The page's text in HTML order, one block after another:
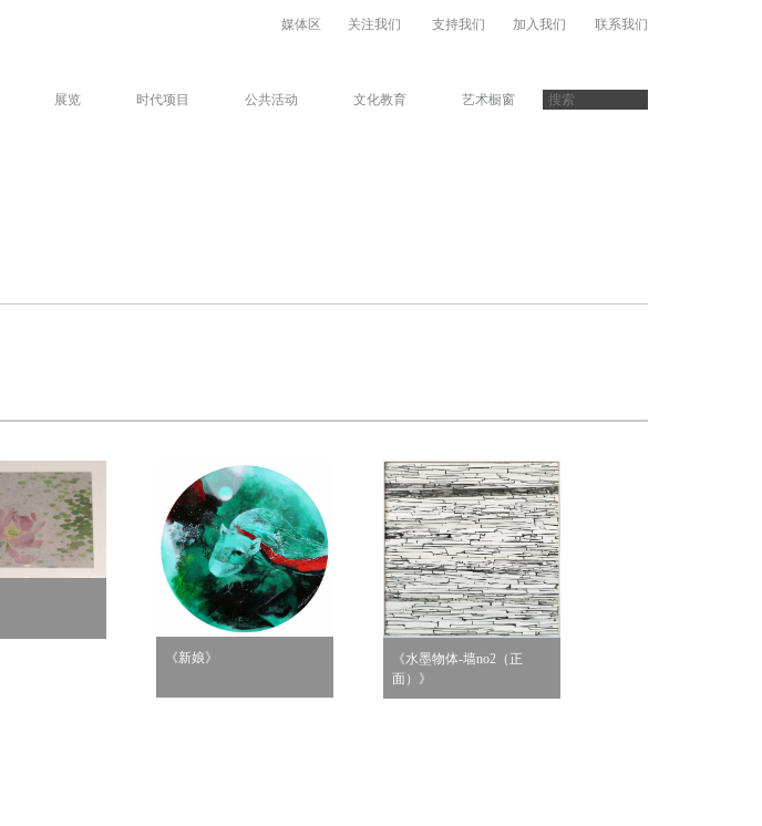
媒体区 关注我们 支持我们 加入我们 联系我们
展览 时代项目 公共活动 文化教育 艺术橱窗
《新娘》
《水墨物体-墙no2（正
面）》